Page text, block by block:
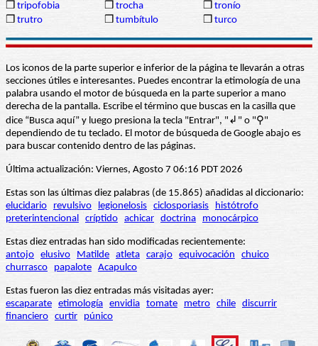
❒ tripofobia ❒ trocha ❒ tronío
❒ trutro ❒ tumbítulo ❒ turco
Los iconos de la parte superior e inferior de la página te llevarán a otras
secciones útiles e interesantes. Puedes encontrar la etimología de una
palabra usando el motor de búsqueda en la parte superior a mano
derecha de la pantalla. Escribe el término que buscas en la casilla que
dice “Busca aquí” y luego presiona la tecla "Entrar", "↲" o "⚲"
dependiendo de tu teclado. El motor de búsqueda de Google abajo es
para buscar contenido dentro de las páginas.
Última actualización: Viernes, Agosto 7 06:16 PDT 2026
Estas son las últimas diez palabras (de 15.865) añadidas al diccionario:
elucidario
revulsivo legionelosis ciclosporiasis
histótrofo
preterintencional críptido achicar doctrina monocárpico
Estas diez entradas han sido modificadas recientemente:
antojo elusivo Matilde atleta carajo equivocación
chuico
churrasco
papalote Acapulco
Estas fueron las diez entradas más visitadas ayer:
escaparate etimología envidia tomate metro chile discurrir
financiero curtir púnico